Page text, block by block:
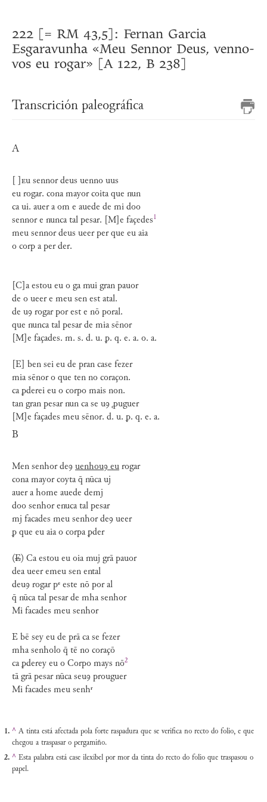
222 [= RM 43,5]: Fernan Garcia
Esgaravunha «Meu Sennor Deus, venno-
vos eu rogar» [A 122, B 238]
Transcrición paleográfica
A
eu sennor deus uenno uus
eu rogar. cona mayor coita que nun
ca ui. auer a om e auede de mi doo
sennor e nunca tal pesar. [M]e façedes1
meu sennor deus ueer per que eu aia
o corp a per der.
[C]a estou eu o ga mui gran pauor
de o ueer e meu sen est atal.
de uꝯ rogar por est e nō poral.
que nunca tal pesar de mia sēnor
[M]e façades. m. s. d. u. ꝑ. q. e. a. o. a.
[E] ben sei eu de pran case fezer
mia sēnor o que ten no coraçon.
ca ꝑderei eu o corpo mais non.
tan gran pesar nun ca se uꝯ ꝓuguer
[M]e façades meu sēnor. d. u. ꝑ. q. e. a.
B
Men senhor deꝯ uenhouꝯ eu rogar
cona mayor coyta q̄ nūca uj
auer a home auede demj
doo senhor enuca tal pesar
mj facades meu senhor deꝯ ueer
ꝑ que eu aia o corpa ꝑder
(E) Ca estou eu oia muj grā pauor
dea ueer emeu sen ental
deuꝯ rogar pᵉ este nō por al
q̄ nūca tal pesar de mha senhor
Mi facades meu senhor
E bē sey eu de prā ca se fezer
mha senholo q̄ tē no coraçō
ca ꝑderey eu o Corpo mays nō2
tā grā pesar nūca seuꝯ prouguer
Mi facades meu senhʳ
^ A tinta está afectada pola forte raspadura que se verifica no recto do folio, e que
chegou a traspasar o pergamiño.
^ Esta palabra está case ilexíbel por mor da tinta do recto do folio que traspasou o
papel.